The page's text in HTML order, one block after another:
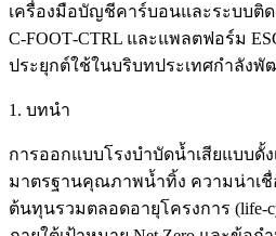
เครื่องมือบัญชีคาร์บอนและระบบติ
C‑FOOT‑CTRL และแพลตฟอร์ม
ประยุกต์ใช้ในบริบทประเทศกำลังพั
1. บทนำ
การออกแบบโรงบำบัดน้ำเสียแบบดั้
มาตรฐานคุณภาพน้ำทิ้ง ความน่าเชื่
ต้นทุนรวมตลอดอายุโครงการ